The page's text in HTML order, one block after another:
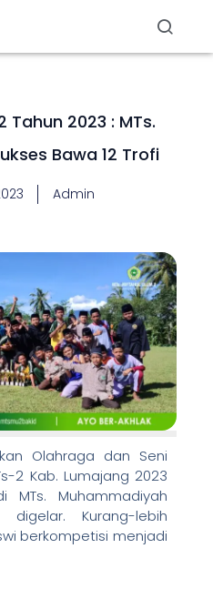
Tahun 2023 : MTs.
Bawa 12 Trofi
Admin
Olahraga dan Seni
2 Kab. Lumajang 2023
MTs. Muhammadiyah
digelar. Kurang-lebih
berkompetisi menjadi